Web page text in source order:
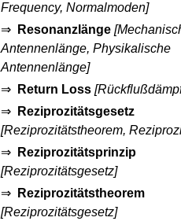
Frequency, Normalmoden]
⇒
Resonanzlänge
Antennenlänge, Physikalische
Antennenlänge]
⇒
Return Loss
⇒
Reziprozitätsgesetz
[Reziprozitätstheorem,
⇒
Reziprozitätsprinzip
[Reziprozitätsgesetz]
⇒
Reziprozitätstheorem
[Reziprozitätsgesetz]